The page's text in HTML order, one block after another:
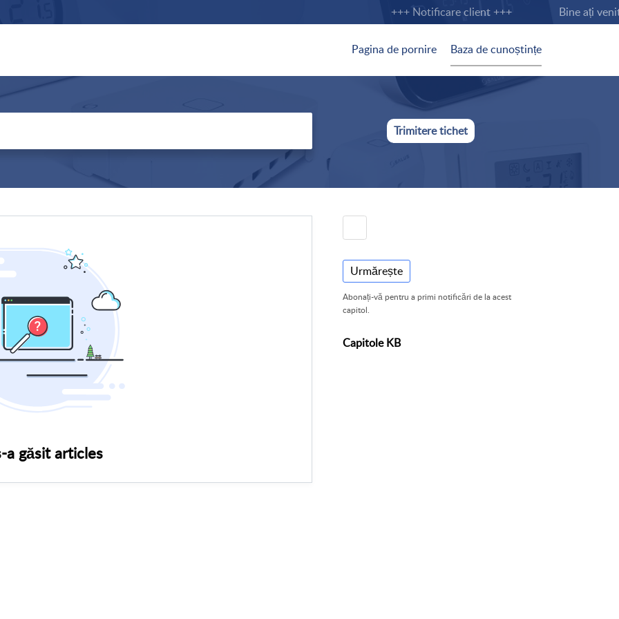
+++ Notificare client +++ Bine ați
Pagina de pornire Baza de cunoștințe
Trimitere tichet
a găsit articles
Urmărește
Abonați-vă pentru a primi notificări de la acest
capitol.
Capitole KB